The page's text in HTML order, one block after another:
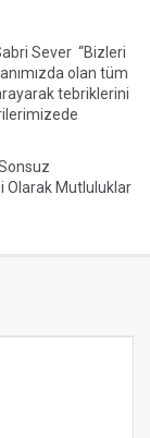
Sever “Bizleri
olan tüm
tebriklerini
Olarak Mutluluklar